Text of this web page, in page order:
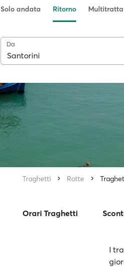
Solo andata Ritorno Multitratta
Da
Traghetti Rotte
Orari Traghetti
I